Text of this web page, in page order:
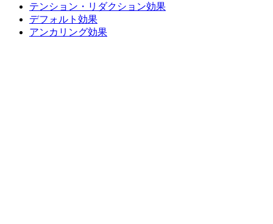
テンション・リダクション効果
デフォルト効果
アンカリング効果